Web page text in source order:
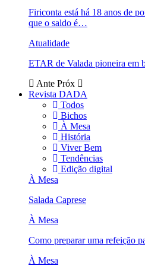
Firiconta está há 18 anos de
que o saldo é…
Atualidade
ETAR de Valada pioneira em
Ante Próx
Revista DADA
Todos
Bichos
À Mesa
História
Viver Bem
Tendências
Edição digital
À Mesa
Salada Caprese
À Mesa
Como preparar uma refeição
À Mesa